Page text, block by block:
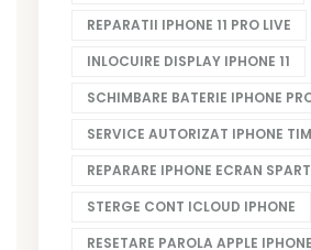
REPARATII IPHONE 11 PRO LIVE
INLOCUIRE DISPLAY IPHONE 11
SCHIMBARE BATERIE IPHONE
SERVICE AUTORIZAT IPHONE
REPARARE IPHONE ECRAN SPART
STERGE CONT ICLOUD IPHONE
RESETARE PAROLA APPLE